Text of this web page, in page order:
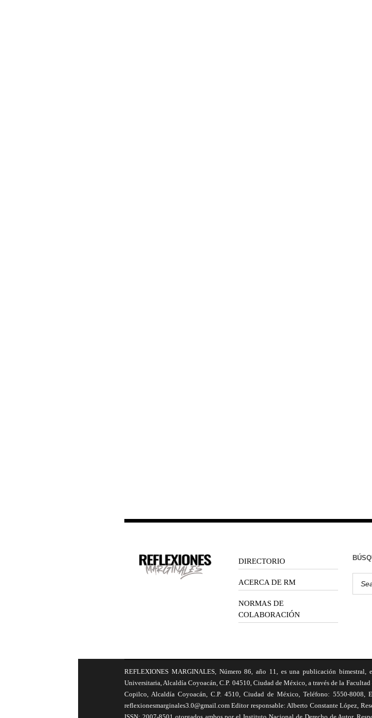
DIRECTORIO
ACERCA DE RM
NORMAS DE
COLABORACIÓN
REFLEXIONES MARGINALES, Número 86, año 11, es una publicación
Universitaria, Alcaldía Coyoacán, C.P. 04510, Ciudad de México, a través de la
Copilco, Alcaldía Coyoacán, C.P. 4510, Ciudad de México, Teléfono: 5550-8008,
reflexionesmarginales3.0@gmail.com Editor responsable: Alberto Constante López,